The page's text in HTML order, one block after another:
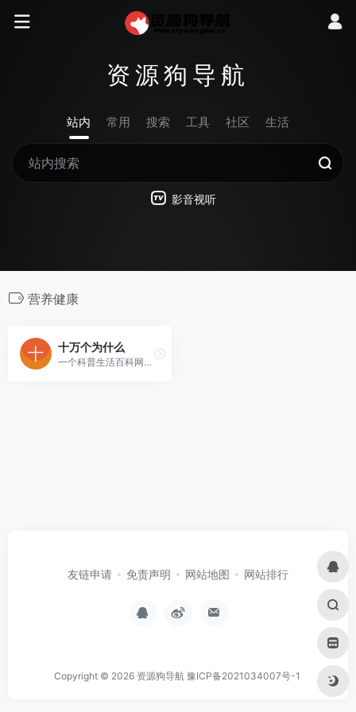
资源狗导航
站内 常用 搜索 工具 社区 生活
影音视听
营养健康
十万个为什么
一个科普生活百科网站、包括天文地理、人文历史、物理化学、生物王国、人体奥秘、食品健康、信息科技、国防科技、军事交通、社会体育等生活问题大全在线阅读。
友链申请 免责声明 网站地图 网站排行
Copyright © 2026 资源狗导航 豫ICP备2021034007号-1